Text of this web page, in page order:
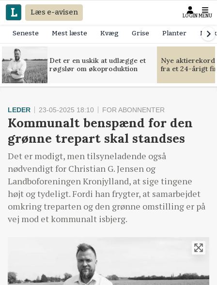
Læs e-avisen LOGIN MENU
Seneste Mest læste Kvæg Grise Planter
Det er en uskik at udlægge et
røgslør om økoproduktion
Nye
fra et 24-årigt
LEDER 23-05-2025 18:10 FOR ABONNENTER
Kommunalt benspænd for den
grønne trepart skal standses
Det er modigt, men tilsyneladende også
nødvendigt for Christian G. Jensen og
Landboforeningen Kronjylland, at sige tingene
højt og tydeligt. Fordi han frygter, at samarbejdet
omkring treparten og den grønne omstilling er på
vej mod et kommunalt isbjerg.